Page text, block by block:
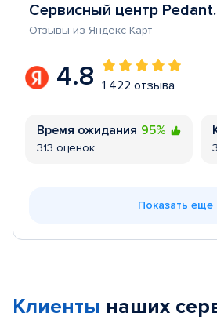
Сервисный центр
Отзывы из Яндекс Карт
4.8 1 422 отзыва
Время ожидания 95%
313 оценок
Показать еще
Клиенты наших